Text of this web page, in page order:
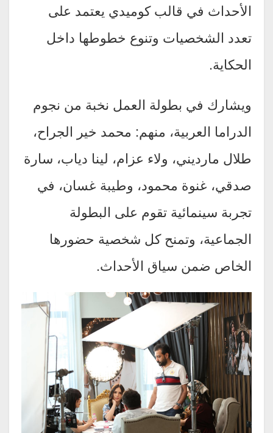
الأحداث في قالب كوميدي يعتمد على
تعدد الشخصيات وتنوع خطوطها داخل
الحكاية.
ويشارك في بطولة العمل نخبة من نجوم
الدراما العربية، منهم: محمد خير الجراح،
طلال مارديني، ولاء عزام، لينا دياب، سارة
صدقي، غنوة محمود، وطيبة غسان، في
تجربة سينمائية تقوم على البطولة
الجماعية، وتمنح كل شخصية حضورها
الخاص ضمن سياق الأحداث.